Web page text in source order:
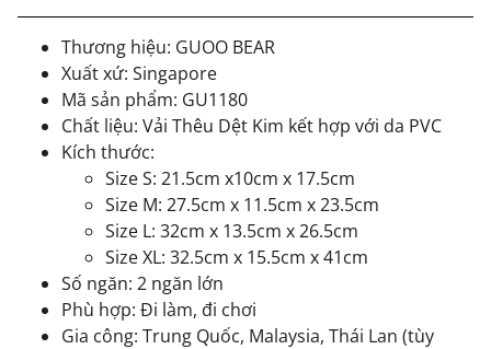
Thương hiệu: GUOO BEAR
Xuất xứ: Singapore
Mã sản phẩm: GU1180
Chất liệu: Vải Thêu Dệt Kim kết hợp với da PVC
Kích thước:
Size S: 21.5cm x10cm x 17.5cm
Size M: 27.5cm x 11.5cm x 23.5cm
Size L: 32cm x 13.5cm x 26.5cm
Size XL: 32.5cm x 15.5cm x 41cm
Số ngăn: 2 ngăn lớn
Phù hợp: Đi làm, đi chơi
Gia công: Trung Quốc, Malaysia, Thái Lan (tùy